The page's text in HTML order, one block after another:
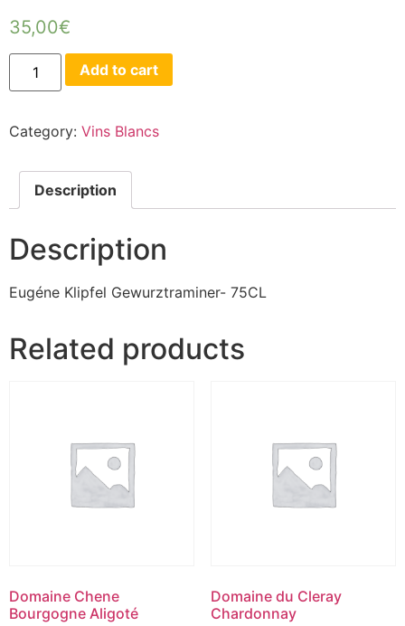
35,00€
Add to cart
Category: Vins Blancs
Description
Description
Eugéne Klipfel Gewurztraminer- 75CL
Related products
Domaine Chene
Bourgogne Aligoté
Domaine du Cleray
Chardonnay